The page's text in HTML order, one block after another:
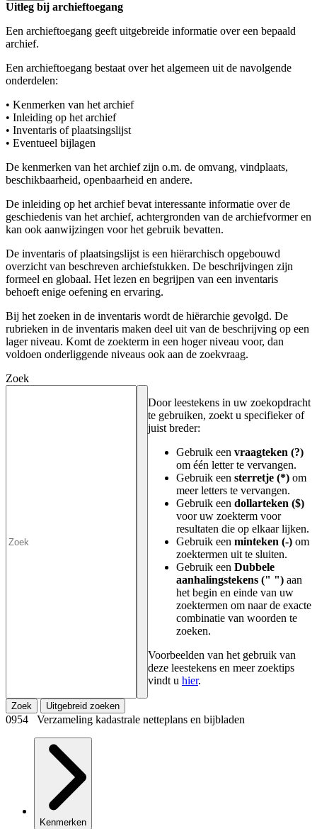
Uitleg bij archieftoegang
Een archieftoegang geeft uitgebreide informatie over een bepaald
archief.
Een archieftoegang bestaat over het algemeen uit de navolgende
onderdelen:
• Kenmerken van het archief
• Inleiding op het archief
• Inventaris of plaatsingslijst
• Eventueel bijlagen
De kenmerken van het archief zijn o.m. de omvang, vindplaats,
beschikbaarheid, openbaarheid en andere.
De inleiding op het archief bevat interessante informatie over de
geschiedenis van het archief, achtergronden van de archiefvormer en
kan ook aanwijzingen voor het gebruik bevatten.
De inventaris of plaatsingslijst is een hiërarchisch opgebouwd
overzicht van beschreven archiefstukken. De beschrijvingen zijn
formeel en globaal. Het lezen en begrijpen van een inventaris
behoeft enige oefening en ervaring.
Bij het zoeken in de inventaris wordt de hiërarchie gevolgd. De
rubrieken in de inventaris maken deel uit van de beschrijving op een
lager niveau. Komt de zoekterm in een hoger niveau voor, dan
voldoen onderliggende niveaus ook aan de zoekvraag.
Zoek
Door leestekens in uw zoekopdracht
te gebruiken, zoekt u specifieker of
juist breder:
Gebruik een vraagteken (?)
om één letter te vervangen.
Gebruik een sterretje (*) om
meer letters te vervangen.
Gebruik een dollarteken ($)
voor uw zoekterm voor
resultaten die op elkaar lijken.
Gebruik een minteken (-) om
zoektermen uit te sluiten.
Gebruik een Dubbele
aanhalingstekens (" ") aan
het begin en einde van uw
zoektermen om naar de exacte
combinatie van woorden te
zoeken.
Voorbeelden van het gebruik van
deze leestekens en meer zoektips
vindt u hier.
Zoek Uitgebreid zoeken
0954 Verzameling kadastrale netteplans en bijbladen
Kenmerken